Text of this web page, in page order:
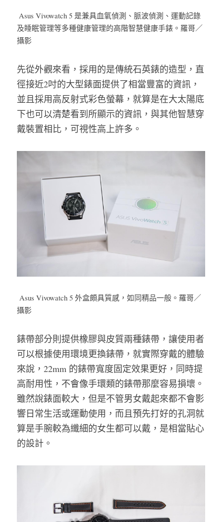
及睡眠管理等多種健康管理的高階智慧健康手錶。羅哥／
攝影
先從外觀來看，採用的是傳統石英錶的造型，直
徑接近2吋的大型錶面提供了相當豐富的資訊，
並且採用高反射式彩色螢幕，就算是在大太陽底
下也可以清楚看到所顯示的資訊，與其他智慧穿
戴裝置相比，可視性高上許多。
Asus Vivowatch 5 外盒頗具質感，如同精品一般。羅哥／
攝影
錶帶部分則提供橡膠與皮質兩種錶帶，讓使用者
可以根據使用環境更換錶帶，就實際穿戴的體驗
來說，22mm 的錶帶寬度固定效果更好，同時提
高耐用性，不會像手環類的錶帶那麼容易損壞。
雖然說錶面較大，但是不管男女戴起來都不會影
響日常生活或運動使用，而且預先打好的孔洞就
算是手腕較為纖細的女生都可以戴，是相當貼心
的設計。